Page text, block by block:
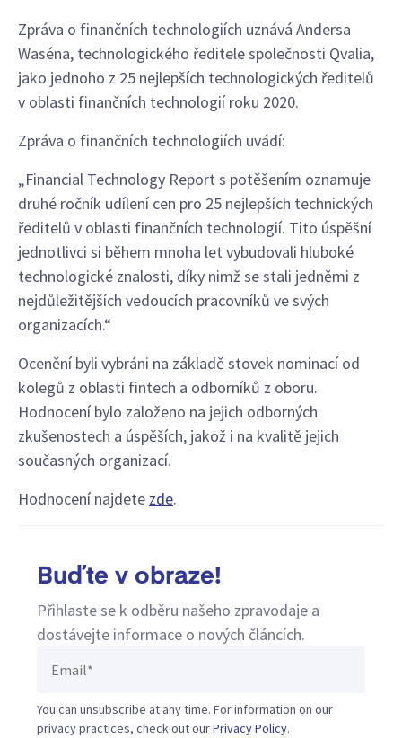
Zpráva o finančních technologiích uznává Andersa
Waséna, technologického ředitele společnosti Qvalia,
jako jednoho z 25 nejlepších technologických ředitelů
v oblasti finančních technologií roku 2020.
Zpráva o finančních technologiích uvádí:
„Financial Technology Report s potěšením oznamuje
druhé ročník udílení cen pro 25 nejlepších technických
ředitelů v oblasti finančních technologií. Tito úspěšní
jednotlivci si během mnoha let vybudovali hluboké
technologické znalosti, díky nimž se stali jedněmi z
nejdůležitějších vedoucích pracovníků ve svých
organizacích.“
Ocenění byli vybráni na základě stovek nominací od
kolegů z oblasti fintech a odborníků z oboru.
Hodnocení bylo založeno na jejich odborných
zkušenostech a úspěších, jakož i na kvalitě jejich
současných organizací.
Hodnocení najdete zde.
Buďte v obraze!
Přihlaste se k odběru našeho zpravodaje a
dostávejte informace o nových článcích.
You can unsubscribe at any time. For information on our
privacy practices, check out ourPrivacy Policy.